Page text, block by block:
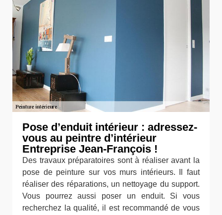
Pose d’enduit intérieur : adressez-
vous au peintre d’intérieur
Entreprise Jean-François !
Des travaux préparatoires sont à réaliser avant la
pose de peinture sur vos murs intérieurs. Il faut
réaliser des réparations, un nettoyage du support.
Vous pourrez aussi poser un enduit. Si vous
recherchez la qualité, il est recommandé de vous